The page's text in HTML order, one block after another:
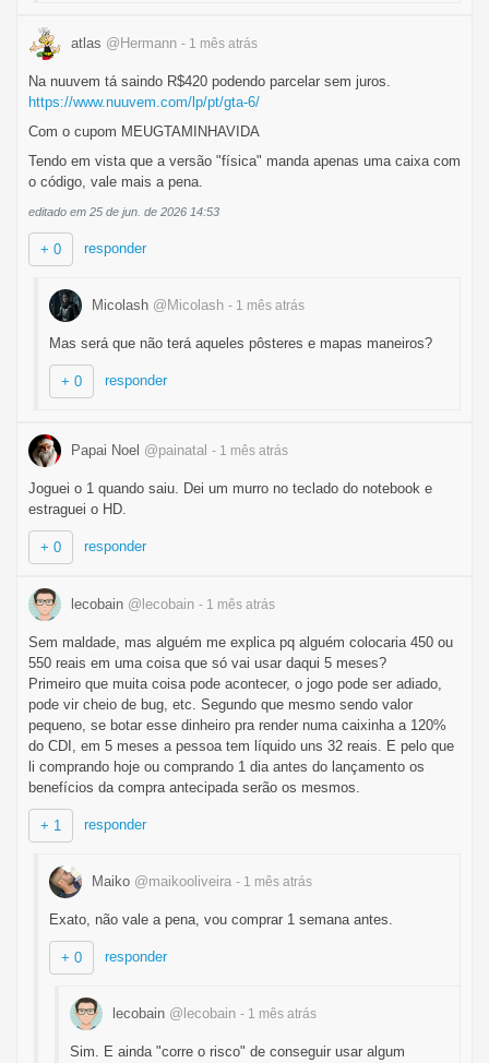
atlas @Hermann - 1 mês atrás
Na nuuvem tá saindo R$420 podendo parcelar sem juros.
https://www.nuuvem.com/lp/pt/gta-6/
Com o cupom MEUGTAMINHAVIDA
Tendo em vista que a versão "física" manda apenas uma caixa com
o código, vale mais a pena.
editado em 25 de jun. de 2026 14:53
+ 0 responder
Micolash @Micolash - 1 mês atrás
Mas será que não terá aqueles pôsteres e mapas maneiros?
+ 0 responder
Papai Noel @painatal - 1 mês atrás
Joguei o 1 quando saiu. Dei um murro no teclado do notebook e
estraguei o HD.
+ 0 responder
lecobain @lecobain - 1 mês atrás
Sem maldade, mas alguém me explica pq alguém colocaria 450 ou
550 reais em uma coisa que só vai usar daqui 5 meses?
Primeiro que muita coisa pode acontecer, o jogo pode ser adiado,
pode vir cheio de bug, etc. Segundo que mesmo sendo valor
pequeno, se botar esse dinheiro pra render numa caixinha a 120%
do CDI, em 5 meses a pessoa tem líquido uns 32 reais. E pelo que
li comprando hoje ou comprando 1 dia antes do lançamento os
benefícios da compra antecipada serão os mesmos.
+ 1 responder
Maiko @maikooliveira - 1 mês atrás
Exato, não vale a pena, vou comprar 1 semana antes.
+ 0 responder
lecobain @lecobain - 1 mês atrás
Sim. E ainda "corre o risco" de conseguir usar algum